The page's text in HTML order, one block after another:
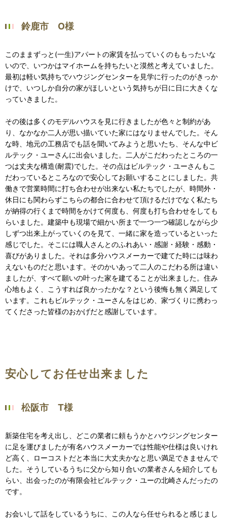
鈴鹿市 O様
このままずっと(一生)アパートの家賃を払っていくのももったいな
いので、いつかはマイホームを持ちたいと漠然と考えていました。
最初は軽い気持ちでハウジングセンターを見学に行ったのがきっか
けで、いつしか自分の家がほしいという気持ちが日に日に大きくな
っていきました。
その後は多くのモデルハウスを見に行きましたが色々と制約があ
り、なかなか二人が思い描いていた家にはなりませんでした。そん
な時、地元の工務店でも話を聞いてみようと思いたち、そんな中ビ
ルテック・ユーさんに出会いました。二人がこだわったところの一
つは丈夫な構造(耐震)でした。その点はビルテック・ユーさんもこ
だわっているところなので安心してお願いすることにしました。共
働きで営業時間に打ち合わせが出来ない私たちでしたが、時間外・
休日にも関わらずこちらの都合に合わせて頂けるだけでなく私たち
が納得の行くまで時間をかけて何度も、何度も打ち合わせをしても
らいました。建築中も現場で細かい所まで一つ一つ確認しながら少
しずつ出来上がっていくのを見て、一緒に家を造っているといった
感じでした。そこには職人さんとのふれあい・感謝・経験・感動・
喜びがありました。それは多分ハウスメーカーで建てた時には味わ
えないものだと思います。そのかいあって二人のこだわる所は違い
ましたが、すべて願いの叶った家を建てることが出来ました。住み
心地もよく、こうすれば良かったかな？という後悔も無く満足して
います。これもビルテック・ユーさんをはじめ、家づくりに携わっ
てくださった皆様のおかげだと感謝しています。
安心してお任せ出来ました
松阪市 T様
新築住宅を考え出し、どこの業者に頼もうかとハウジングセンター
に足を運びましたが有名ハウスメーカーでは性能や仕様は良いけれ
ど高く、ローコストだと本当に大丈夫かなと思い満足できませんで
した。そうしているうちに父から知り合いの業者さんを紹介しても
らい、出会ったのが有限会社ビルテック・ユーの北崎さんだったの
です。
お会いして話をしているうちに、この人なら任せられると感じまし